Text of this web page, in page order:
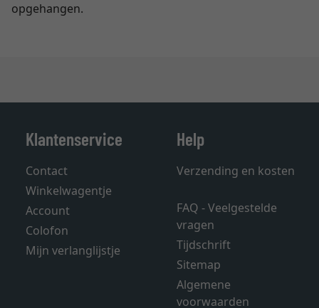
opgehangen.
Klantenservice
Contact
Winkelwagentje
Account
Colofon
Mijn verlanglijstje
Help
Verzending en kosten
FAQ - Veelgestelde
vragen
Tijdschrift
Sitemap
Algemene
voorwaarden